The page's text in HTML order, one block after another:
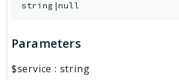
string|null
Parameters
$service : string